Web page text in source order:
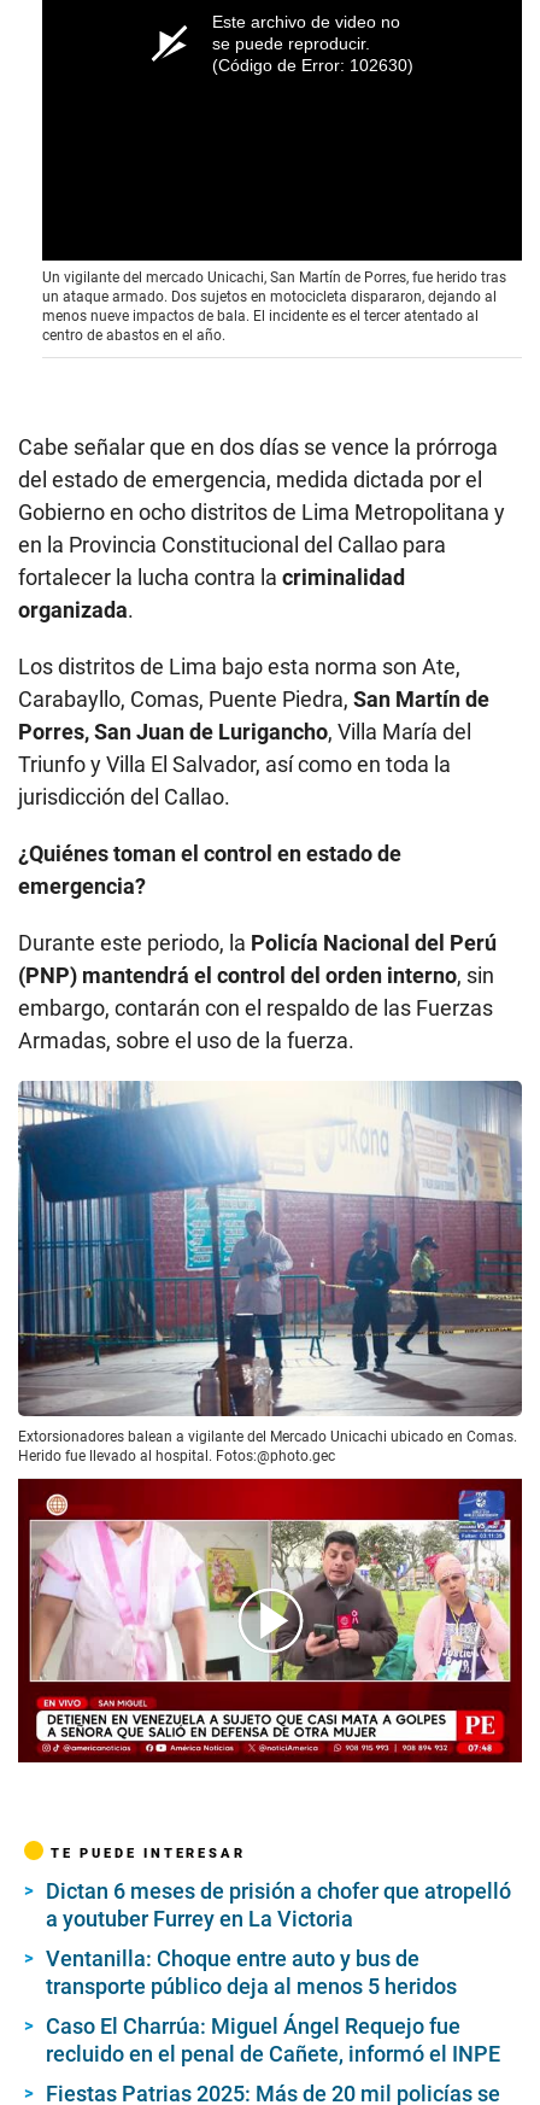
Este archivo de video no
se puede reproducir.
(Código de Error: 102630)
Un vigilante del mercado Unicachi, San Martín de Porres, fue herido tras
un ataque armado. Dos sujetos en motocicleta dispararon, dejando al
menos nueve impactos de bala. El incidente es el tercer atentado al
centro de abastos en el año.
Cabe señalar que en dos días se vence la prórroga
del estado de emergencia, medida dictada por el
Gobierno en ocho distritos de Lima Metropolitana y
en la Provincia Constitucional del Callao para
fortalecer la lucha contra la criminalidad
organizada.
Los distritos de Lima bajo esta norma son Ate,
Carabayllo, Comas, Puente Piedra, San Martín de
Porres, San Juan de Lurigancho, Villa María del
Triunfo y Villa El Salvador, así como en toda la
jurisdicción del Callao.
¿Quiénes toman el control en estado de
emergencia?
Durante este periodo, la Policía Nacional del Perú
(PNP) mantendrá el control del orden interno, sin
embargo, contarán con el respaldo de las Fuerzas
Armadas, sobre el uso de la fuerza.
Extorsionadores balean a vigilante del Mercado Unicachi ubicado en Comas.
Herido fue llevado al hospital. Fotos:@photo.gec
00:00/04:09
TE PUEDE INTERESAR
Dictan 6 meses de prisión a chofer que atropelló
a youtuber Furrey en La Victoria
Ventanilla: Choque entre auto y bus de
transporte público deja al menos 5 heridos
Caso El Charrúa: Miguel Ángel Requejo fue
recluido en el penal de Cañete, informó el INPE
Fiestas Patrias 2025: Más de 20 mil policías se